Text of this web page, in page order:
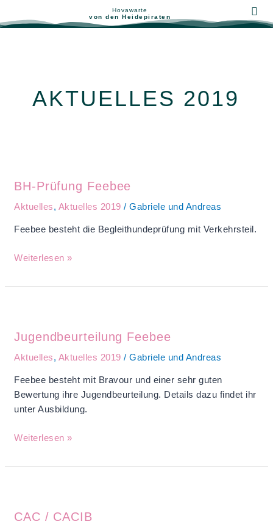
Inhalt
Hovawarte
von den Heidepiraten
AKTUELLES 2019
BH-Prüfung Feebee
Aktuelles, Aktuelles 2019 /Gabriele und Andreas
Feebee besteht die Begleithundeprüfung mit Verkehrsteil.
Feebee
Weiterlesen »
Jugendbeurteilung Feebee
Aktuelles, Aktuelles 2019 /Gabriele und Andreas
Feebee besteht mit Bravour und einer sehr guten
Bewertung ihre Jugendbeurteilung. Details dazu findet ihr
unter Ausbildung.
Weiterlesen »
CAC / CACIB
CACIB